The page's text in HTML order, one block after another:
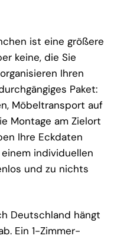
ist eine größere
keine, die Sie
Ihren
Paket:
Möbeltransport auf
Montage am Zielort
Ihre Eckdaten
individuellen
und zu nichts
Deutschland hängt
Ein 1-Zimmer-